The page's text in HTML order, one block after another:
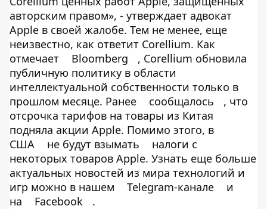
авторским правом», - утверждает адвокат
Apple в своей жалобе. Тем не менее, еще
неизвестно, как ответит Corellium. Как
отмечает
Bloomberg
, Corellium обновила
публичную политику в области
интеллектуальной собственности только в
прошлом месяце. Ранее
сообщалось
, что
отсрочка тарифов на товары из Китая
подняла акции Apple. Помимо этого, в
США
не будут взымать
налоги с
некоторых товаров Apple. Узнать еще больше
актуальных новостей из мира технологий и
игр можно в нашем
Telegram-канале
и
на
Facebook .